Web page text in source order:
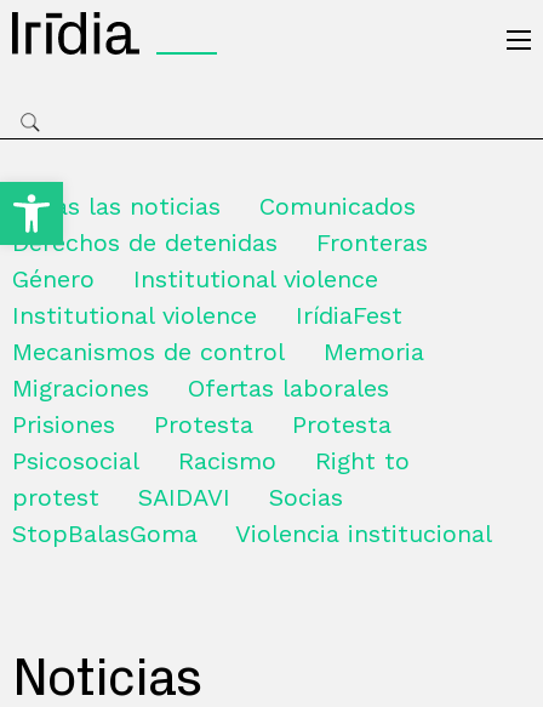
Open toolbar
Todas las noticias
Comunicados
Derechos de detenidas
Fronteras
Género
Institutional violence
Institutional violence
IrídiaFest
Mecanismos de control
Memoria
Migraciones
Ofertas laborales
Prisiones
Protesta
Protesta
Psicosocial
Racismo
Right to
protest
SAIDAVI
Socias
StopBalasGoma
Violencia institucional
Noticias